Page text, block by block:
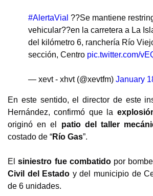
#AlertaVial ??Se mantiene
vehicular??en la carretera a La
del kilómetro 6, ranchería Río
sección, Centro pic.twitter.com/
— xevt - xhvt (@xevtfm) January
En este sentido, el director de este
Hernández, confirmó que la
originó en el patio del taller
costado de “Río Gas”.
Elsiniestro fue combatidopor
Civil del Estado y del municipio de
de 6 unidades.